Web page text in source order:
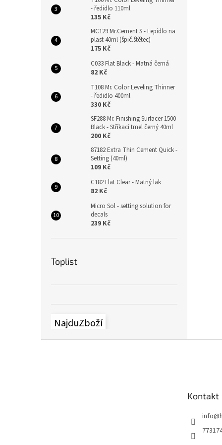
- ředidlo 110ml
135 Kč
MC129 Mr.Cement S - Lepidlo na
plast 40ml (špič.štětec)
175 Kč
C033 Flat Black - Matná černá
82 Kč
T108 Mr. Color Leveling Thinner
- ředidlo 400ml
330 Kč
SF288 Mr. Finishing Surfacer 1500
Black - Stříkací tmel černý 40ml
200 Kč
87182 Extra Thin Cement Quick -
Setting (40ml)
109 Kč
C182 Flat Clear - Matný lak
82 Kč
Micro Sol - setting solution for
decals
239 Kč
Toplist
NajduZboží
Kontakt
info@